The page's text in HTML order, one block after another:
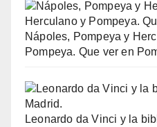
Nápoles, Pompeya y
Pompeya. Que ver en
Leonardo da Vinci y la